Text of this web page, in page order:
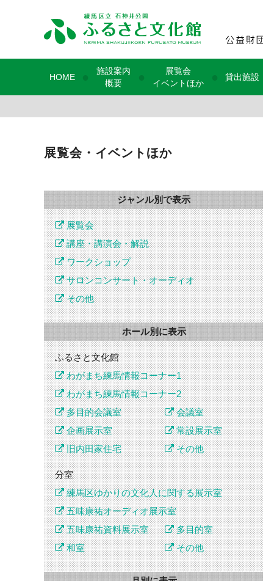
HOME
施設案内
概要
展覧会
イベントほか
貸出施設
展覧会・イベントほか
ジャンル別で表示
展覧会
講座・講演会・解説
ワークショップ
サロンコンサート・オーディオ
その他
ホール別に表示
ふるさと文化館
わがまち練馬情報コーナー1
わがまち練馬情報コーナー2
多目的会議室
会議室
企画展示室
常設展示室
旧内田家住宅
その他
分室
練馬区ゆかりの文化人に関する展示室
五味康祐オーディオ展示室
五味康祐資料展示室
多目的室
和室
その他